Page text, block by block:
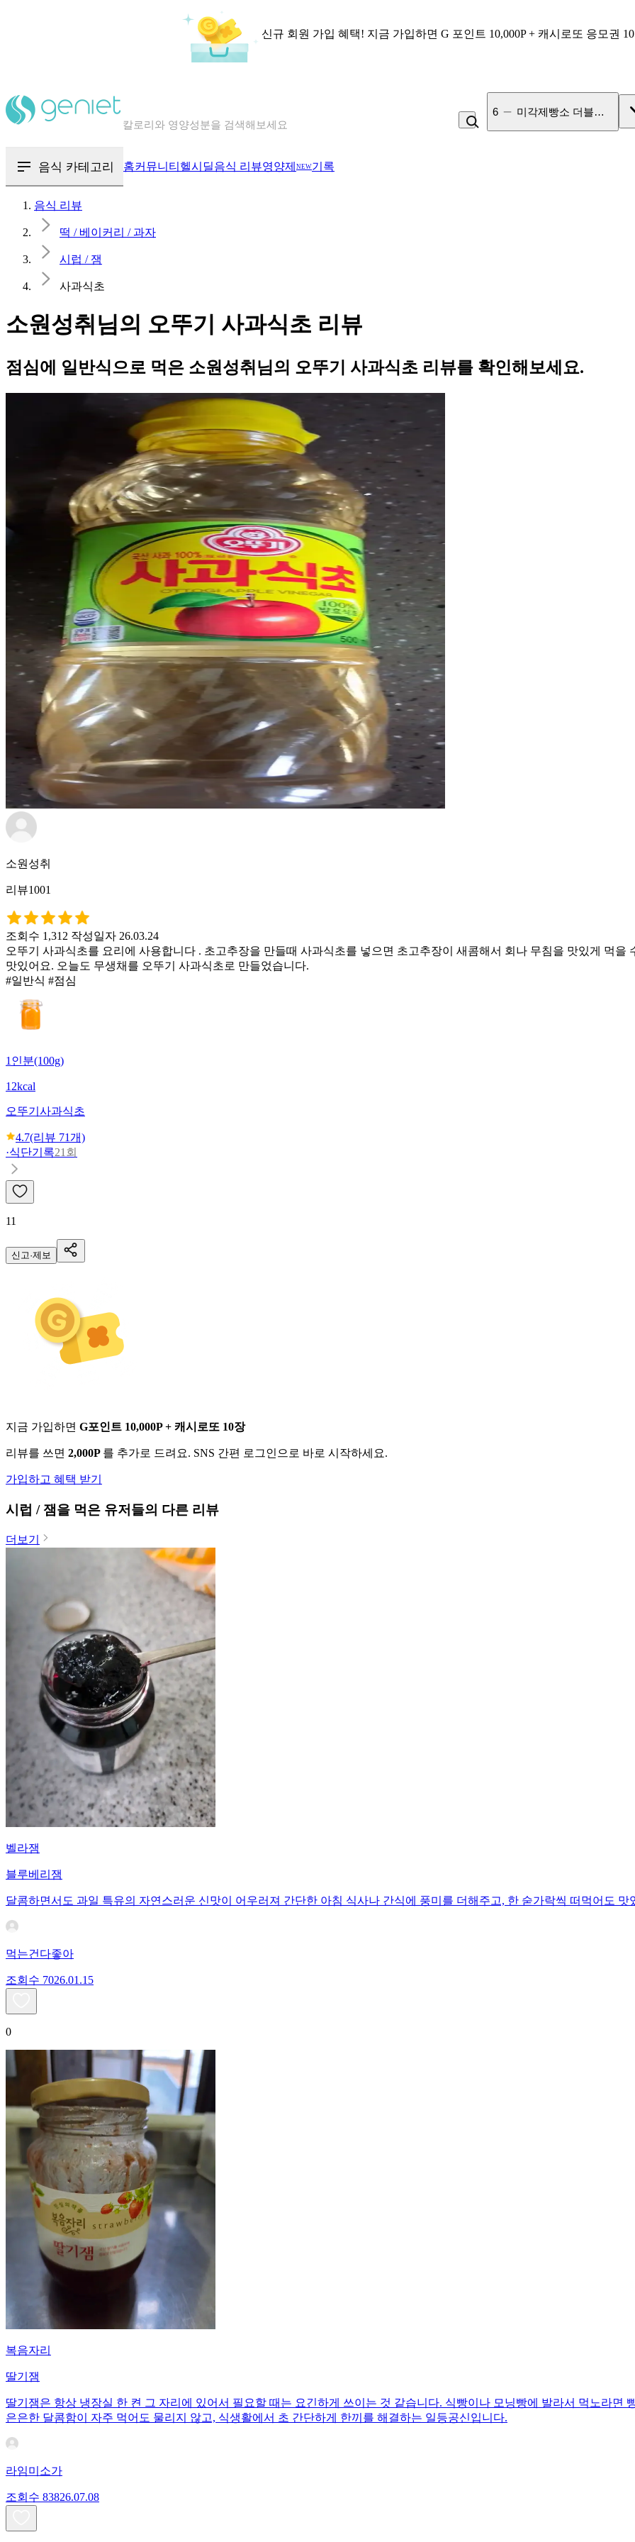
신규 회원 가입 혜택! 지금 가입하면 G 포인트 10,000P + 캐시로또 응모권
혈당 · 다이어트 음식 검색해보세요
7 고100 촉촉 고구마 스틱
음식 카테고리 홈커뮤니티 헬시딜음식 리뷰영양제 NEW기록
음식 리뷰
떡 / 베이커리 / 과자
시럽 / 잼
사과식초
소원성취님의 오뚜기 사과식초 리뷰
점심에 일반식으로 먹은 소원성취님의 오뚜기 사과식초 리뷰를 확인해보세요.
소원성취
리뷰1001
조회수 1,312 작성일자 26.03.24
오뚜기 사과식초를 요리에 사용합니다 . 초고추장을 만들때 사과식초를 넣으면 초고추장이 새콤해서 회나 무침을 맛있게 먹
맛있어요. 오늘도 무생채를 오뚜기 사과식초로 만들었습니다.
#일반식 #점심
1인분(100g)
12kcal
오뚜기 사과식초
4.7(리뷰 71개)
·식단기록21회
11
신고·제보
지금 가입하면 G포인트 10,000P + 캐시로또 10장
리뷰를 쓰면 2,000P 를 추가로 드려요. SNS 간편 로그인으로 바로 시작하세요.
가입하고 혜택 받기
시럽 / 잼을 먹은 유저들의 다른 리뷰
더보기
벨라잼
블루베리잼
달콤하면서도 과일 특유의 자연스러운 신맛이 어우러져 간단한 아침 식사나 간식에 풍미를 더해주고, 한 숟가락씩 떠먹어도 맛
먹는건다좋아
조회수 7026.01.15
0
복음자리
딸기잼
딸기잼은 항상 냉장실 한 켠 그 자리에 있어서 필요할 때는 요긴하게 쓰이는 것 같습니다. 식빵이나 모닝빵에 발라서 먹노라면
은은한 달콤함이 자주 먹어도 물리지 않고, 식생활에서 초 간단하게 한끼를 해결하는 일등공신입니다.
라임미소가
조회수 83826.07.08